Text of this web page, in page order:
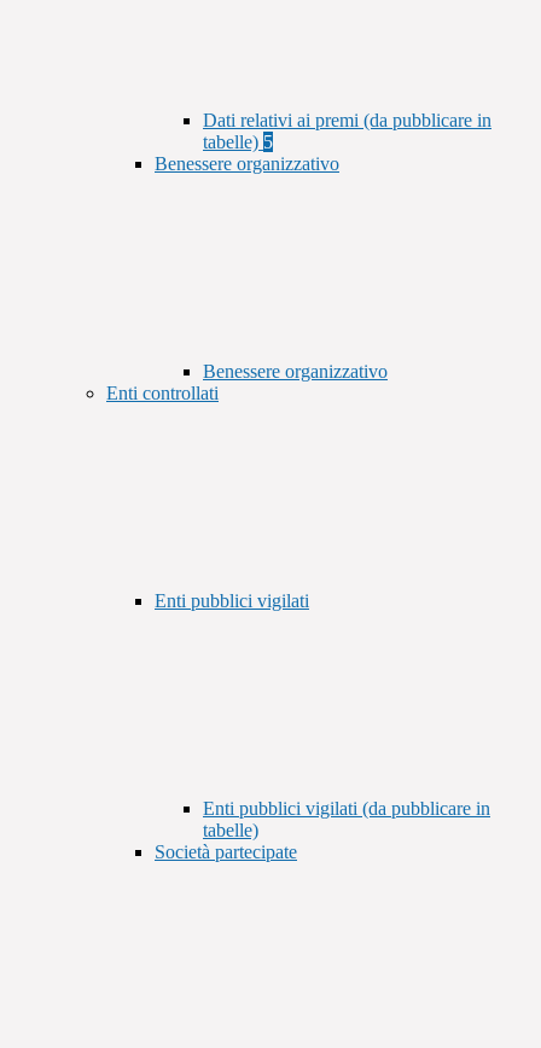
Dati relativi ai premi (da pubblicare in
tabelle) 5
Benessere organizzativo
Benessere organizzativo
Enti controllati
Enti pubblici vigilati
Enti pubblici vigilati (da pubblicare in
tabelle)
Società partecipate